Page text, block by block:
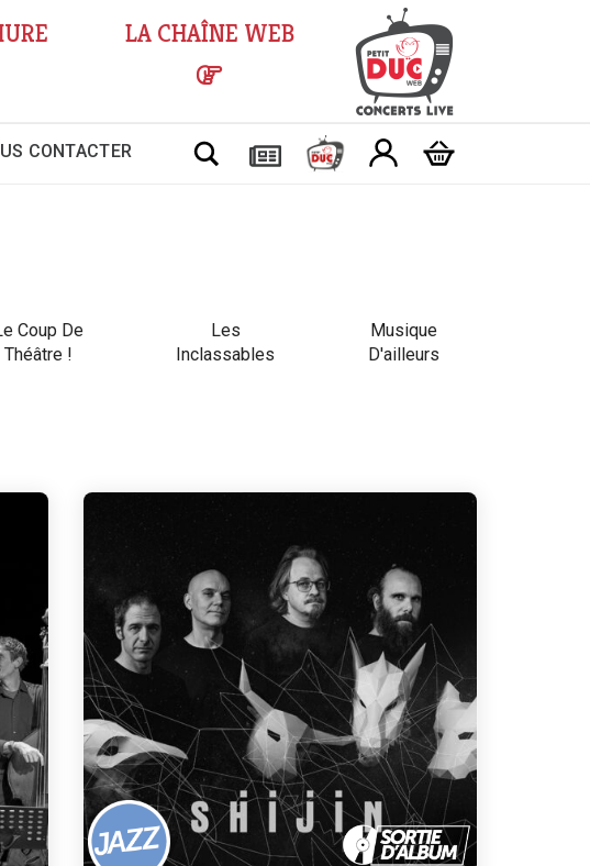
LA CHAÎNE WEB
CONTACTER Chercher
Coup De
Théâtre !
Les
Inclassables
Musique
D'ailleurs